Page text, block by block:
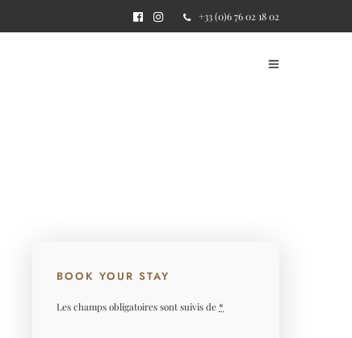
+33 (0)6 76 02 18 02
BOOK YOUR STAY
Les champs obligatoires sont suivis de *